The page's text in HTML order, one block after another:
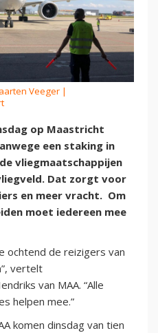
Veeger |
op Maastricht
een staking in
vliegmaatschappijen
Dat zorgt voor
en meer vracht. Om
moet iedereen mee
ochtend de reizigers van
vertelt
van MAA. “Alle
helpen mee.”
komen dinsdag van tien